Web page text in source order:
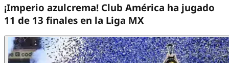
¡Imperio azulcrema! Club América ha jugado
11 de 13 finales en la Liga MX